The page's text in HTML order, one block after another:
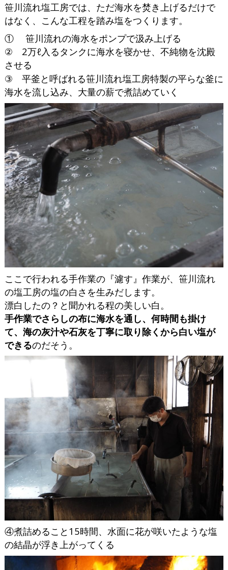
笹川流れ塩工房では、ただ海水を焚き上げるだけで
はなく、こんな工程を踏み塩をつくります。
① 笹川流れの海水をポンプで汲み上げる
② 2万ℓ入るタンクに海水を寝かせ、不純物を沈殿
させる
③ 平釜と呼ばれる笹川流れ塩工房特製の平らな釜に
海水を流し込み、大量の薪で煮詰めていく
ここで行われる手作業の『濾す』作業が、笹川流れ
の塩工房の塩の白さを生みだします。
漂白したの？と聞かれる程の美しい白。
手作業でさらしの布に海水を通し、何時間も掛け
て、海の灰汁や石灰を丁寧に取り除くから白い塩が
できるのだそう。
④煮詰めること15時間、水面に花が咲いたような塩
の結晶が浮き上がってくる